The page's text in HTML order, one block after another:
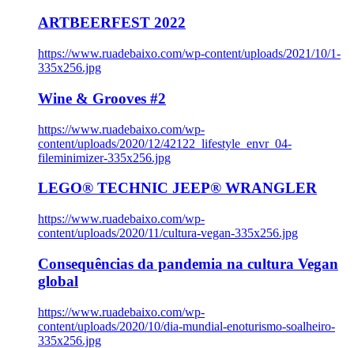
ARTBEERFEST 2022
https://www.ruadebaixo.com/wp-content/uploads/2021/10/1-
335x256.jpg
Wine & Grooves #2
https://www.ruadebaixo.com/wp-
content/uploads/2020/12/42122_lifestyle_envr_04-
fileminimizer-335x256.jpg
LEGO® TECHNIC JEEP® WRANGLER
https://www.ruadebaixo.com/wp-
content/uploads/2020/11/cultura-vegan-335x256.jpg
Consequências da pandemia na cultura Vegan
global
https://www.ruadebaixo.com/wp-
content/uploads/2020/10/dia-mundial-enoturismo-soalheiro-
335x256.jpg